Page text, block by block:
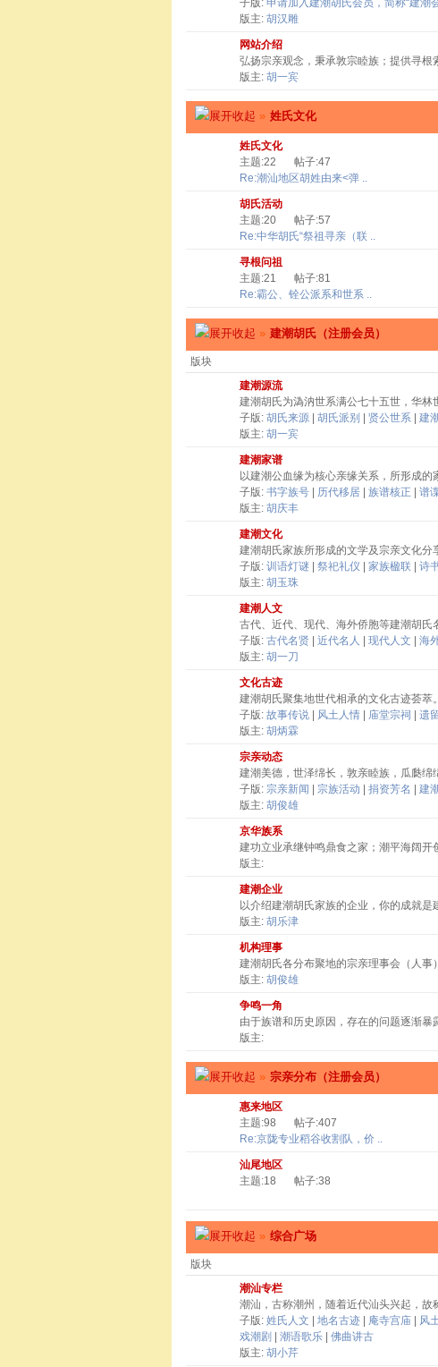
子版: 申请加入建潮胡氏会员，简称“建潮
版主: 胡汉雕
网站介绍
弘扬宗亲观念，秉承敦宗睦族；提供寻根
版主: 胡一宾
» 姓氏文化
姓氏文化
主题:22
帖子:47
Re:潮汕地区胡姓由来<弹 ..
胡氏活动
主题:20
帖子:57
Re:中华胡氏“祭祖寻亲（联 ..
寻根问祖
主题:21
帖子:81
Re:霸公、铨公派系和世系 ..
» 建潮胡氏（注册会员）
版块
建潮源流
建潮胡氏为溈汭世系满公七十五世，华林
子版: 胡氏来源 胡氏派别 贤公世系
建
版主: 胡一宾
建潮家谱
以建潮公血缘为核心亲缘关系，所形成的
子版: 书字族号 历代移居 族谱核正
谱
版主: 胡庆丰
建潮文化
建潮胡氏家族所形成的文学及宗亲文化分
子版: 训语灯谜 祭祀礼仪 家族楹联
诗
版主: 胡玉珠
建潮人文
古代、近代、现代、海外侨胞等建潮胡氏
子版: 古代名贤 近代名人 现代人文
海
版主: 胡一刀
文化古迹
建潮胡氏聚集地世代相承的文化古迹荟萃。
子版: 故事传说 风土人情 庙堂宗祠 遗
版主: 胡炳霖
宗亲动态
建潮美德，世泽绵长，敦亲睦族，瓜瓞绵
子版: 宗亲新闻 宗族活动 捐资芳名
建
版主: 胡俊雄
京华族系
建功立业承继钟鸣鼎食之家；潮平海阔开
版主:
建潮企业
以介绍建潮胡氏家族的企业，你的成就是
版主: 胡乐津
机构理事
建潮胡氏各分布聚地的宗亲理事会（人事
版主: 胡俊雄
争鸣一角
由于族谱和历史原因，存在的问题逐渐暴
版主:
» 宗亲分布（注册会员）
惠来地区
主题:98
帖子:407
Re:京陇专业稻谷收割队，价 ..
汕尾地区
主题:18
帖子:38
» 综合广场
版块
潮汕专栏
潮汕，古称潮州，随着近代汕头兴起，故
子版: 姓氏人文 地名古迹 庵寺宫庙 风
戏潮剧
潮语歌乐
佛曲讲古
版主: 胡小芹